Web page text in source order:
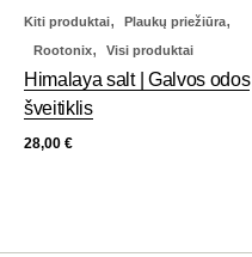
Kiti produktai, Plaukų priežiūra,
Rootonix, Visi produktai
Himalaya salt | Galvos odos
šveitiklis
28,00 €